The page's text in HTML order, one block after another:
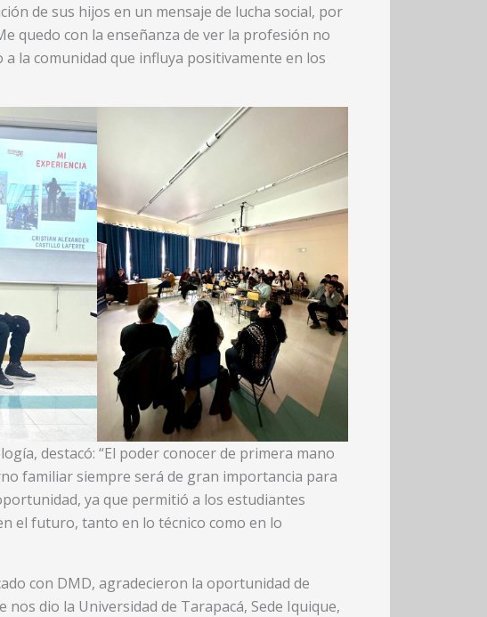
de sus hijos en un mensaje de lucha social, por
quedo con la enseñanza de ver la profesión no
la comunidad que influya positivamente en los
destacó: “El poder conocer de primera mano
familiar siempre será de gran importancia para
ya que permitió a los estudiantes
el futuro, tanto en lo técnico como en lo
con DMD, agradecieron la oportunidad de
dio la Universidad de Tarapacá, Sede Iquique,